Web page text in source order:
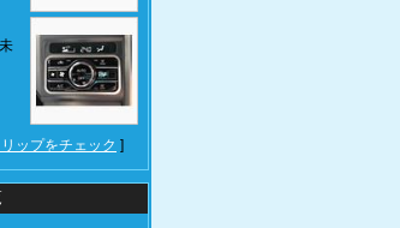
ップをチェック ]